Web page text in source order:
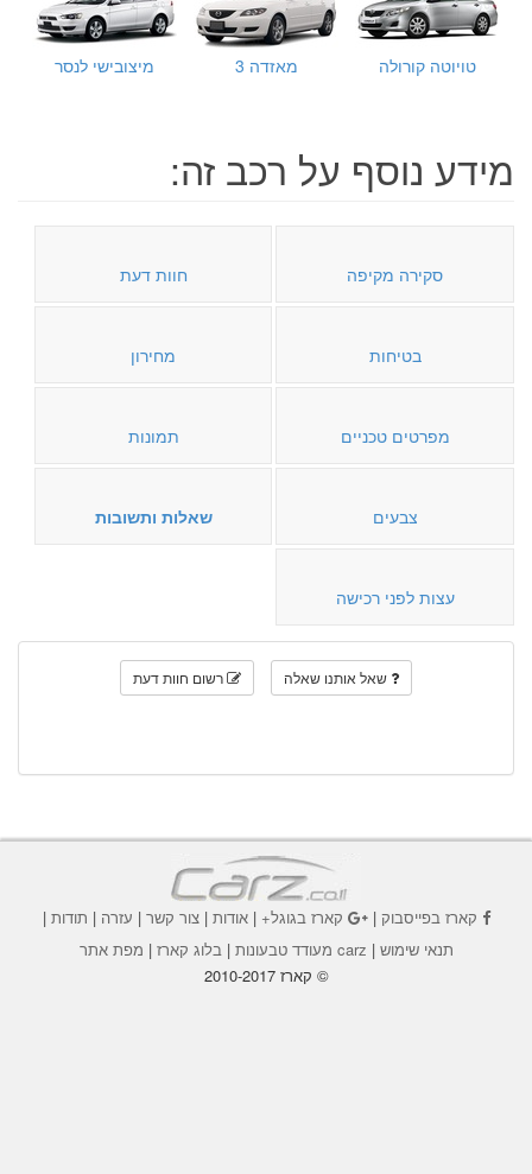
טויוטה קורולה מאזדה 3 מיצובישי לנסר
מידע נוסף על רכב זה:
סקירה מקיפה חוות דעת
בטיחות מחירון
מפרטים טכניים תמונות
צבעים שאלות ותשובות
עצות לפני רכישה
שאל אותנו שאלה רשום חוות דעת
קארז בפייסבוק| קארז בגוגל+|אודות |צור קשר | עזרה | תודות |
תנאי שימוש | carz מעודד טבעונות |בלוג קארז | מפת אתר
© קארז 2010-2017